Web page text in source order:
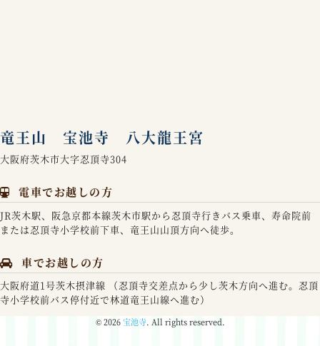
竜王山 宝池寺 八大龍王宮
大阪府茨木市大字忍頂寺304
電車でお越しの方
JR茨木駅、阪急京都本線茨木市駅から忍頂寺行きバス乗車、寿命院前
または忍頂寺小学校前下車、竜王山山頂方向へ徒歩。
車でお越しの方
大阪府道1号茨木摂津線 （忍頂寺交差点から少し茨木方向へ進む。忍頂
寺小学校前バス停付近で林道竜王山線へ進む）
© 2026宝池寺. All rights reserved.